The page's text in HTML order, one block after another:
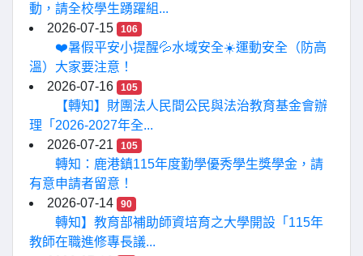
動，請全校學生踴躍組...
2026-07-15
106
❤️暑假平安小提醒💦水域安全☀️運動安全（防高
溫）大家要注意！
2026-07-16
105
【轉知】財團法人民間公民與法治教育基金會辦
理「2026-2027年全...
2026-07-21
105
轉知：鹿港鎮115年度勤學優秀學生獎學金，請
有意申請者留意！
2026-07-14
90
轉知】教育部補助師資培育之大學開設「115年
教師在職進修專長議...